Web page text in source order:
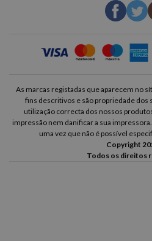
As marcas registadas que aparecem no
fins descritivos e são propriedade
utilização correcta dos nossos
impressão nem danificar a sua
uma vez que não é possível
Copyright
Todos os direitos